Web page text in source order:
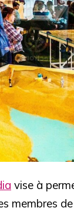
vise à
membres